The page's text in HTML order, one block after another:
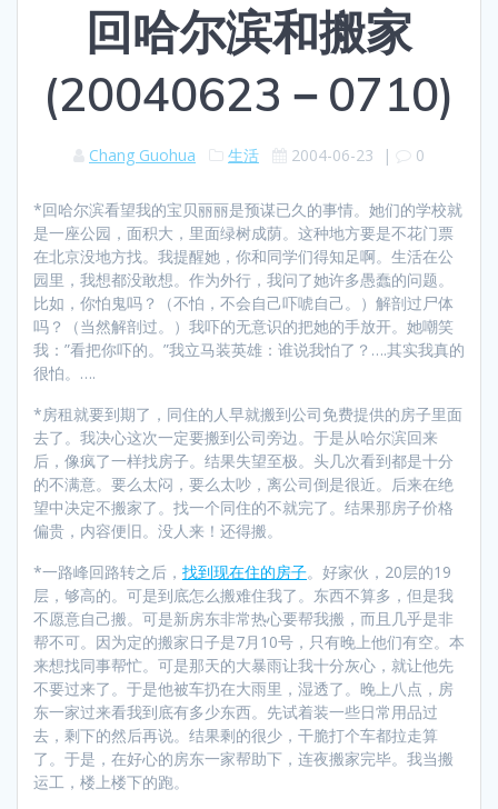
回哈尔滨和搬家
(20040623－0710)
Chang Guohua 生活 2004-06-23 | 0
*回哈尔滨看望我的宝贝丽丽是预谋已久的事情。她们的学校就
是一座公园，面积大，里面绿树成荫。这种地方要是不花门票
在北京没地方找。我提醒她，你和同学们得知足啊。生活在公
园里，我想都没敢想。作为外行，我问了她许多愚蠢的问题。
比如，你怕鬼吗？（不怕，不会自己吓唬自己。）解剖过尸体
吗？（当然解剖过。）我吓的无意识的把她的手放开。她嘲笑
我：”看把你吓的。”我立马装英雄：谁说我怕了？….其实我真的
很怕。….
*房租就要到期了，同住的人早就搬到公司免费提供的房子里面
去了。我决心这次一定要搬到公司旁边。于是从哈尔滨回来
后，像疯了一样找房子。结果失望至极。头几次看到都是十分
的不满意。要么太闷，要么太吵，离公司倒是很近。后来在绝
望中决定不搬家了。找一个同住的不就完了。结果那房子价格
偏贵，内容便旧。没人来！还得搬。
*一路峰回路转之后， 找到现在住的房子。好家伙，20层的19
层，够高的。可是到底怎么搬难住我了。东西不算多，但是我
不愿意自己搬。可是新房东非常热心要帮我搬，而且几乎是非
帮不可。因为定的搬家日子是7月10号，只有晚上他们有空。本
来想找同事帮忙。可是那天的大暴雨让我十分灰心，就让他先
不要过来了。于是他被车扔在大雨里，湿透了。晚上八点，房
东一家过来看我到底有多少东西。先试着装一些日常用品过
去，剩下的然后再说。结果剩的很少，干脆打个车都拉走算
了。于是，在好心的房东一家帮助下，连夜搬家完毕。我当搬
运工，楼上楼下的跑。